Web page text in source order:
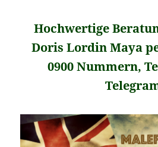
Hochwertige
Doris Lordin Maya
0900 Nummern,